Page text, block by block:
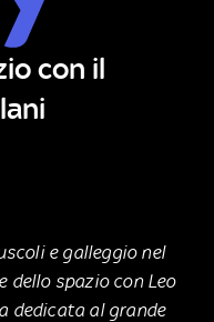
con il
e galleggio nel
dello spazio con Leo
dedicata al grande